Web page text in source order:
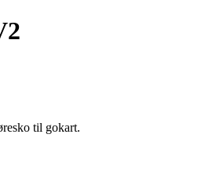
til gokart.